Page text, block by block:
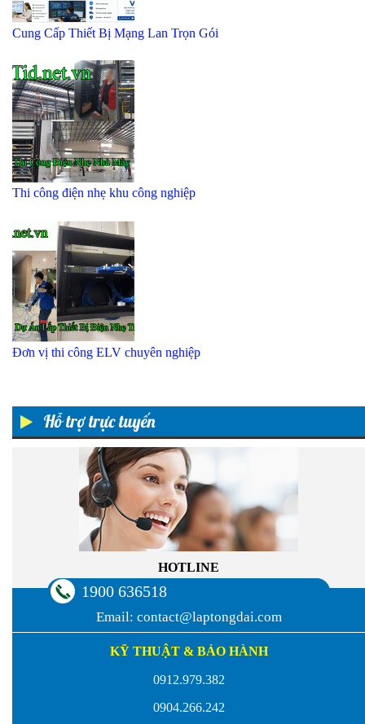
Hỗ trợ trực tuyến
HOTLINE
1900 636518
Email: contact@laptongdai.com
KỸ THUẬT & BẢO HÀNH
0912.979.382
0904.266.242
Cung Cấp Thiết Bị Mạng Lan Trọn Gói
Thi công điện nhẹ khu công nghiệp
Đơn vị thi công ELV chuyên nghiệp